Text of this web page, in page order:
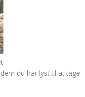
du har lyst til at tage